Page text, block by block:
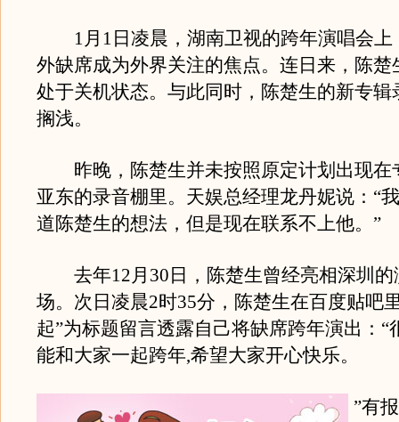
1月1日凌晨，湖南卫视的跨年演唱会上
外缺席成为外界关注的焦点。连日来，陈楚
处于关机状态。与此同时，陈楚生的新专辑
搁浅。
昨晚，陈楚生并未按照原定计划出现在
亚东的录音棚里。天娱总经理龙丹妮说：“
道陈楚生的想法，但是现在联系不上他。”
去年12月30日，陈楚生曾经亮相深圳的
场。次日凌晨2时35分，陈楚生在百度贴吧
起”为标题留言透露自己将缺席跨年演出：“
能和大家一起跨年,希望大家开心快乐。
”有